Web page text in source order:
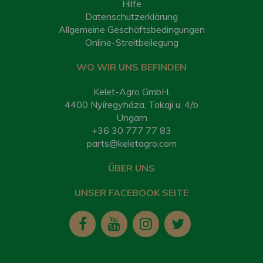
Hilfe
Datenschutzerklärung
Allgemeine Geschäftsbedingungen
Online-Streitbeilegung
WO WIR UNS BEFINDEN
Kelet-Agro GmbH.
4400 Nyíregyháza, Tokaji u. 4/b
Ungarn
+36 30 777 77 83
parts@keletagro.com
ÜBER UNS
UNSER FACEBOOK SEITE